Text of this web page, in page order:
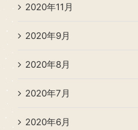
2020年11月
2020年9月
2020年8月
2020年7月
2020年6月